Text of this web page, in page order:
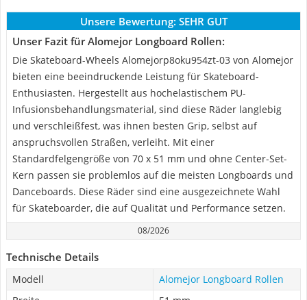
Unsere Bewertung: SEHR GUT
Unser Fazit für Alomejor Longboard Rollen:
Die Skateboard-Wheels ‎Alomejorp8oku954zt-03 von Alomejor
bieten eine beeindruckende Leistung für Skateboard-
Enthusiasten. Hergestellt aus hochelastischem PU-
Infusionsbehandlungsmaterial, sind diese Räder langlebig
und verschleißfest, was ihnen besten Grip, selbst auf
anspruchsvollen Straßen, verleiht. Mit einer
Standardfelgengröße von 70 x 51 mm und ohne Center-Set-
Kern passen sie problemlos auf die meisten Longboards und
Danceboards. Diese Räder sind eine ausgezeichnete Wahl
für Skateboarder, die auf Qualität und Performance setzen.
08/2026
Technische Details
Modell
Alomejor Longboard Rollen